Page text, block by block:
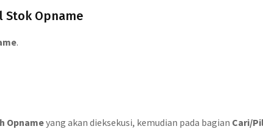
Stok Opname
.
Opnameyang akan dieksekusi, kemudian pada bagian Cari/